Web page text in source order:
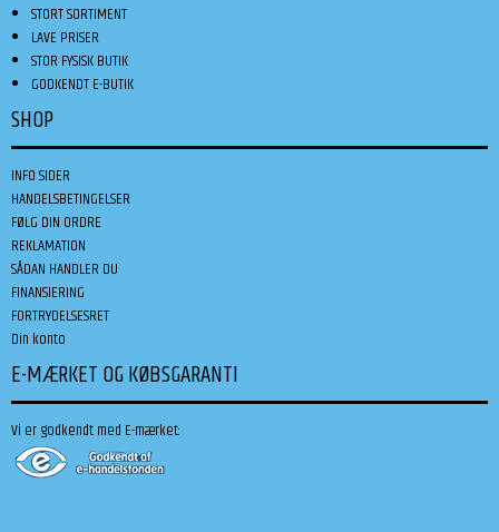
STORT SORTIMENT
LAVE PRISER
STOR FYSISK BUTIK
GODKENDT E-BUTIK
SHOP
INFO SIDER
HANDELSBETINGELSER
FØLG DIN ORDRE
REKLAMATION
SÅDAN HANDLER DU
FINANSIERING
FORTRYDELSESRET
Din konto
E-MÆRKET OG KØBSGARANTI
Vi er godkendt med E-mærket: